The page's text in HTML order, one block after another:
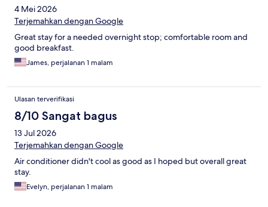
4 Mei 2026
Terjemahkan dengan Google
Great stay for a needed overnight stop; comfortable room and
good breakfast.
James, perjalanan 1 malam
Ulasan terverifikasi
8/10 Sangat bagus
13 Jul 2026
Terjemahkan dengan Google
Air conditioner didn't cool as good as I hoped but overall great
stay.
Evelyn, perjalanan 1 malam